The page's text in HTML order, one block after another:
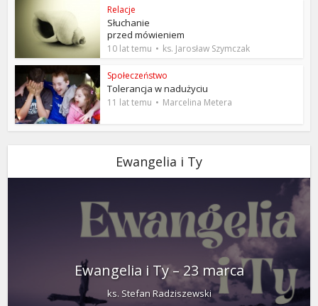
Relacje
Słuchanie
przed mówieniem
10 lat temu ks. Jarosław Szymczak
Społeczeństwo
Tolerancja w nadużyciu
11 lat temu Marcelina Metera
Ewangelia i Ty
Ewangelia i Ty – 23 marca
ks. Stefan Radziszewski